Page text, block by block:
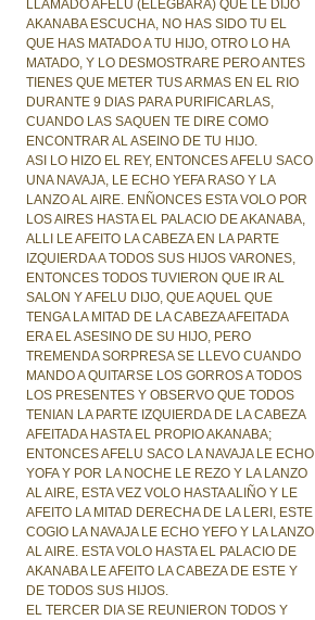
LLAMADO AFELU (ELEGBARA) QUE LE DIJO
AKANABA ESCUCHA, NO HAS SIDO TU EL
QUE HAS MATADO A TU HIJO, OTRO LO HA
MATADO, Y LO DESMOSTRARE PERO ANTES
TIENES QUE METER TUS ARMAS EN EL RIO
DURANTE 9 DIAS PARA PURIFICARLAS,
CUANDO LAS SAQUEN TE DIRE COMO
ENCONTRAR AL ASEINO DE TU HIJO.
ASI LO HIZO EL REY, ENTONCES AFELU SACO
UNA NAVAJA, LE ECHO YEFA RASO Y LA
LANZO AL AIRE. ENÑONCES ESTA VOLO POR
LOS AIRES HASTA EL PALACIO DE AKANABA,
ALLI LE AFEITO LA CABEZA EN LA PARTE
IZQUIERDA A TODOS SUS HIJOS VARONES,
ENTONCES TODOS TUVIERON QUE IR AL
SALON Y AFELU DIJO, QUE AQUEL QUE
TENGA LA MITAD DE LA CABEZA AFEITADA
ERA EL ASESINO DE SU HIJO, PERO
TREMENDA SORPRESA SE LLEVO CUANDO
MANDO A QUITARSE LOS GORROS A TODOS
LOS PRESENTES Y OBSERVO QUE TODOS
TENIAN LA PARTE IZQUIERDA DE LA CABEZA
AFEITADA HASTA EL PROPIO AKANABA;
ENTONCES AFELU SACO LA NAVAJA LE ECHO
YOFA Y POR LA NOCHE LE REZO Y LA LANZO
AL AIRE, ESTA VEZ VOLO HASTA ALIÑO Y LE
AFEITO LA MITAD DERECHA DE LA LERI, ESTE
COGIO LA NAVAJA LE ECHO YEFO Y LA LANZO
AL AIRE. ESTA VOLO HASTA EL PALACIO DE
AKANABA LE AFEITO LA CABEZA DE ESTE Y
DE TODOS SUS HIJOS.
EL TERCER DIA SE REUNIERON TODOS Y